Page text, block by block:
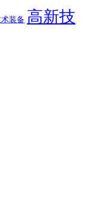
装备 高新技